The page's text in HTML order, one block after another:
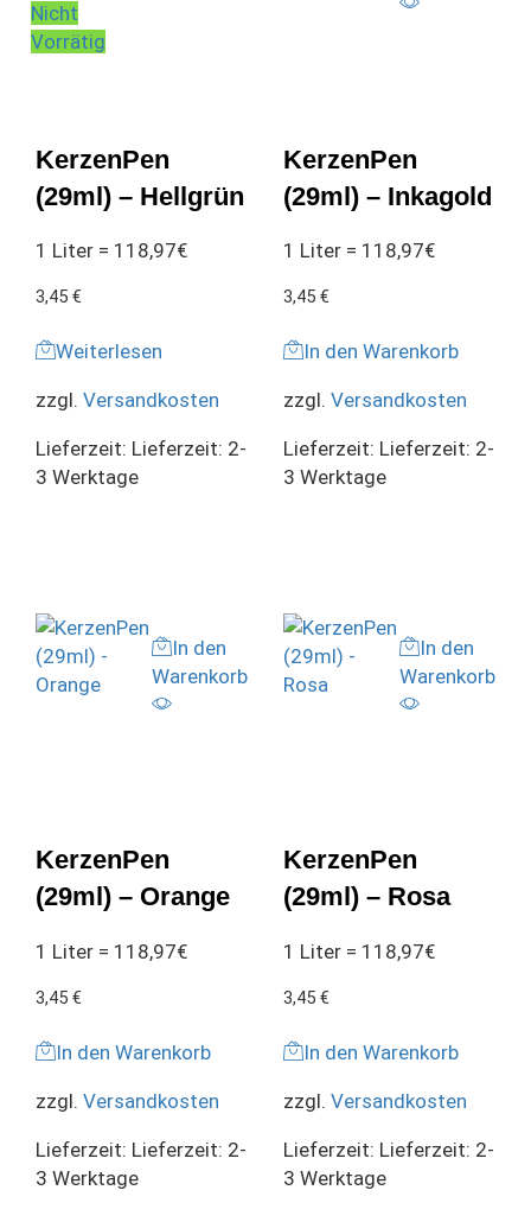
Nicht
Vorrätig
KerzenPen
(29ml) – Hellgrün
1 Liter = 118,97€
3,45 €
Weiterlesen
zzgl. Versandkosten
Lieferzeit: Lieferzeit: 2-
3 Werktage
KerzenPen
(29ml) – Inkagold
1 Liter = 118,97€
3,45 €
In den Warenkorb
zzgl. Versandkosten
Lieferzeit: Lieferzeit: 2-
3 Werktage
In den
Warenkorb
KerzenPen
(29ml) – Orange
1 Liter = 118,97€
3,45 €
In den Warenkorb
zzgl. Versandkosten
Lieferzeit: Lieferzeit: 2-
3 Werktage
In den
Warenkorb
KerzenPen
(29ml) – Rosa
1 Liter = 118,97€
3,45 €
In den Warenkorb
zzgl. Versandkosten
Lieferzeit: Lieferzeit: 2-
3 Werktage